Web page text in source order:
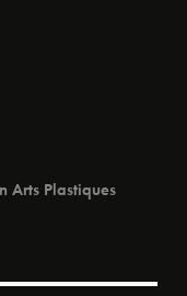
Arts Plastiques